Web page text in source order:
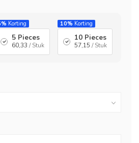
Korting
5 Pieces
60,33 / Stuk
10% Korting
10 Pieces
57,15 / Stuk